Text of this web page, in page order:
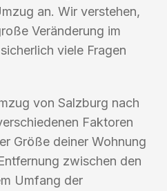
an. Wir verstehen,
Veränderung im
viele Fragen
von Salzburg nach
Faktoren
Größe deiner Wohnung
zwischen den
Umfang der